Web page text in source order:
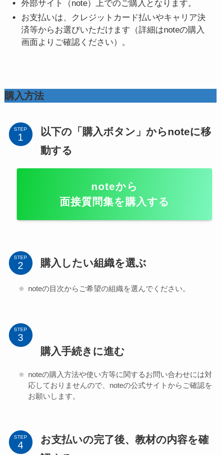
外部サイト（note）上でのご購入となります。
お支払いは、クレジットカード払いやキャリア決
済等からお選びいただけます（詳細はnoteの購入
画面よりご確認ください）。
購入方法
STEP
以下の「購入ボタン」からnoteに移
動する
noteから
面接質問集を購入する
STEP 購入したい組織を選ぶ
noteの目次からご希望の組織を選んでください。
STEP
購入手続きに進む
noteの購入方法や使い方等に関するお問い合わせには対
応しておりませんので、noteの公式サイトからご確認を
お願いします。
STEP
お支払いの完了後、教材の内容を確